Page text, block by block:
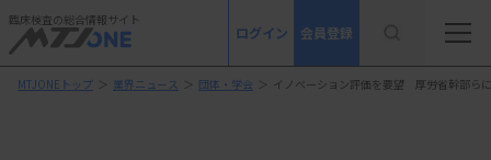
臨床検査の総合情報サイト
ログイン 会員登録
MTJONEトップ ＞ 業界ニュース ＞ 団体・学会 ＞ イノベーション評価を要望 厚労省幹部ら